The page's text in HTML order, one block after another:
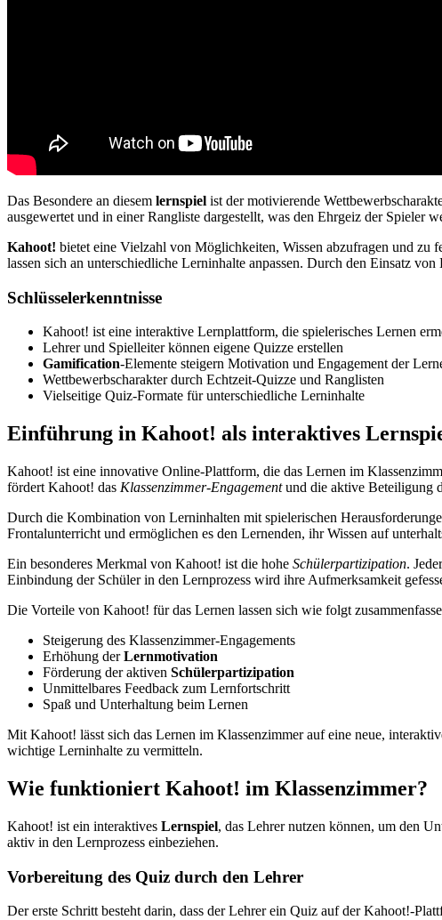
Das Besondere an diesem lernspiel ist der motivierende
ausgewertet und in einer Rangliste dargestellt, was den Ehrgeiz der Spieler
Kahoot! bietet eine Vielzahl von Möglichkeiten, Wissen abzufragen und zu
lassen sich an unterschiedliche Lerninhalte anpassen. Durch den Einsatz
Schlüsselerkenntnisse
Kahoot! ist eine interaktive Lernplattform, die spielerisches Lernen
Lehrer und Spielleiter können eigene Quizze erstellen
Gamification-Elemente steigern Motivation und Engagement der
Wettbewerbscharakter durch Echtzeit-Quizze und Ranglisten
Vielseitige Quiz-Formate für unterschiedliche Lerninhalte
Einführung in Kahoot! als interaktives
Kahoot! ist eine innovative Online-Plattform, die das Lernen im
fördert Kahoot! das Klassenzimmer-Engagementund die aktive Beteiligung
Durch die Kombination von Lerninhalten mit spielerischen
Frontalunterricht und ermöglichen es den Lernenden, ihr Wissen auf
Ein besonderes Merkmal von Kahoot! ist die hohe Schülerpartizipation.
Einbindung der Schüler in den Lernprozess wird ihre Aufmerksamkeit
Die Vorteile von Kahoot! für das Lernen lassen sich wie folgt
Steigerung des Klassenzimmer-Engagements
Erhöhung derLernmotivation
Förderung der aktiven Schülerpartizipation
Unmittelbares Feedback zum Lernfortschritt
Spaß und Unterhaltung beim Lernen
Mit Kahoot! lässt sich das Lernen im Klassenzimmer auf eine neue,
wichtige Lerninhalte zu vermitteln.
Wie funktioniert Kahoot! im Klassenzimmer?
Kahoot! ist ein interaktives Lernspiel, das Lehrer nutzen können, um den
aktiv in den Lernprozess einbeziehen.
Vorbereitung des Quiz durch den Lehrer
Der erste Schritt besteht darin, dass der Lehrer ein Quiz auf der Kahoot!-